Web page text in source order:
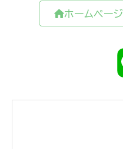
ホームページ